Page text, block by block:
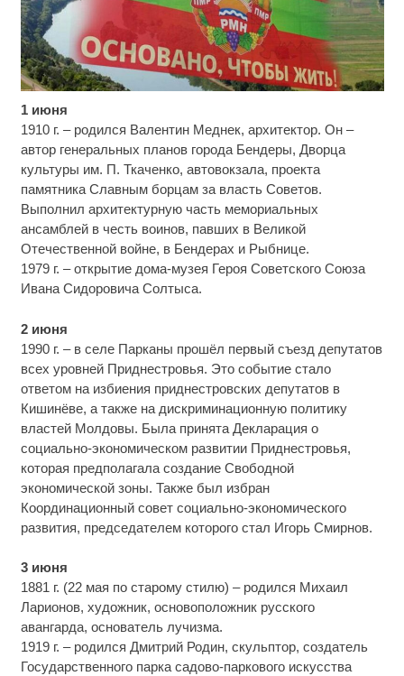
1 июня
1910 г. – родился Валентин Меднек, архитектор. Он –
автор генеральных планов города Бендеры, Дворца
культуры им. П. Ткаченко, автовокзала, проекта
памятника Славным борцам за власть Советов.
Выполнил архитектурную часть мемориальных
ансамблей в честь воинов, павших в Великой
Отечественной войне, в Бендерах и Рыбнице.
1979 г. – открытие дома-музея Героя Советского Союза
Ивана Сидоровича Солтыса.
2 июня
1990 г. – в селе Парканы прошёл первый съезд депутатов
всех уровней Приднестровья. Это событие стало
ответом на избиения приднестровских депутатов в
Кишинёве, а также на дискриминационную политику
властей Молдовы. Была принята Декларация о
социально-экономическом развитии Приднестровья,
которая предполагала создание Свободной
экономической зоны. Также был избран
Координационный совет социально-экономического
развития, председателем которого стал Игорь Смирнов.
3 июня
1881 г. (22 мая по старому стилю) – родился Михаил
Ларионов, художник, основоположник русского
авангарда, основатель лучизма.
1919 г. – родился Дмитрий Родин, скульптор, создатель
Государственного парка садово-паркового искусства
чем ее разочаровала Москва
Ролик из Омска: вы будете смеяться долго
Ролик длится пару секунд, но вы будете в шоке
от увиденного